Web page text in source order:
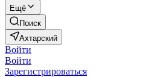
Ещё
Поиск
Ахтарский
Войти
Войти
Зарегистрироваться